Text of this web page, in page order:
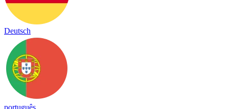
Deutsch
português